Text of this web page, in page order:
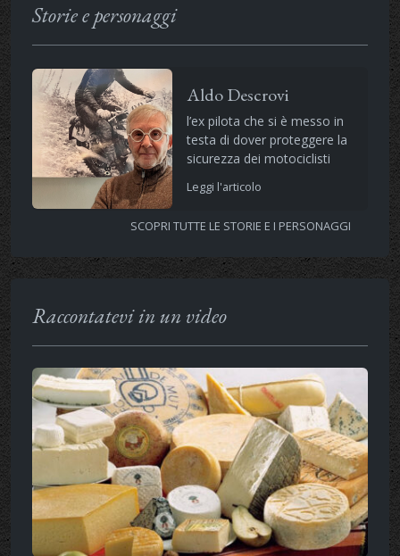
Storie e personaggi
Aldo Descrovi
l’ex pilota che si è messo in
testa di dover proteggere la
sicurezza dei motociclisti
Leggi l'articolo
SCOPRI TUTTE LE STORIE E I PERSONAGGI
Raccontatevi in un video